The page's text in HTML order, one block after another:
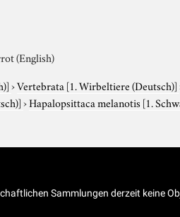
(English)
›Vertebrata [1. Wirbeltiere (Deutsch)]
›Hapalopsittaca melanotis [1.
Sammlungen derzeit keine